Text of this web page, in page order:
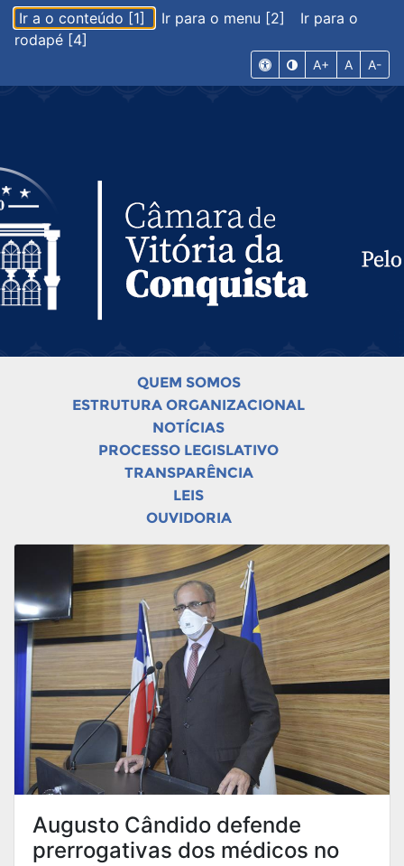
Ir a o conteúdo [1] Ir para o menu [2]
Ir para o
rodapé [4]
A+ A A-
QUEM SOMOS
ESTRUTURA ORGANIZACIONAL
NOTÍCIAS
PROCESSO LEGISLATIVO
TRANSPARÊNCIA
LEIS
OUVIDORIA
Augusto Cândido defende
prerrogativas dos médicos no